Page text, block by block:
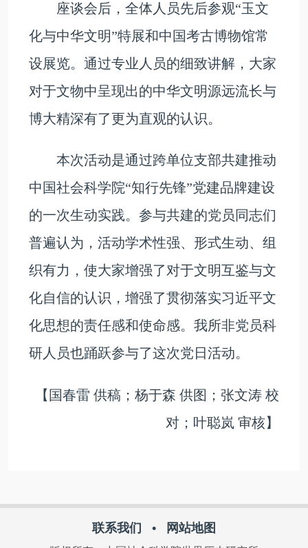
座谈会后，全体人员先后参观“玉文
化与中华文明”特展和中国考古博物馆常
设展览。通过专业人员的细致讲解，大家
对于文物中呈现出的中华文明源远流长与
博大精深有了更为直观的认识。
本次活动是通过跨单位支部共建推动
中国社会科学院“知行先锋”党建品牌建设
的一次生动实践。参与共建的党员同志们
普遍认为，活动学术性强、形式生动、组
织有力，使大家增强了对于文明互鉴与文
化自信的认识，增强了贯彻落实习近平文
化思想的责任感和使命感。我所非党员科
研人员也踊跃参与了这次党日活动。
【国春雷 供稿；杨于森 供图；张文涛 校
对；叶聪岚 审核】
联系我们 • 网站地图